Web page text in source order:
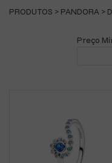
PRODUTOS > PANDORA >
Preço